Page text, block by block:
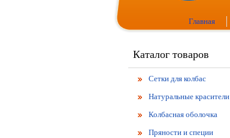
Главная
Каталог товаров
Сетки для колбас
Натуральные красители
Колбасная оболочка
Пряности и специи